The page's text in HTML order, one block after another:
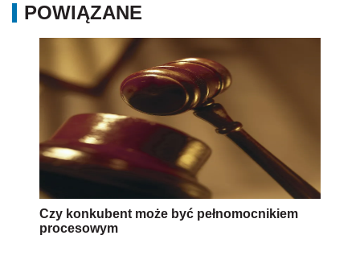
POWIĄZANE
Czy konkubent może być pełnomocnikiem
procesowym